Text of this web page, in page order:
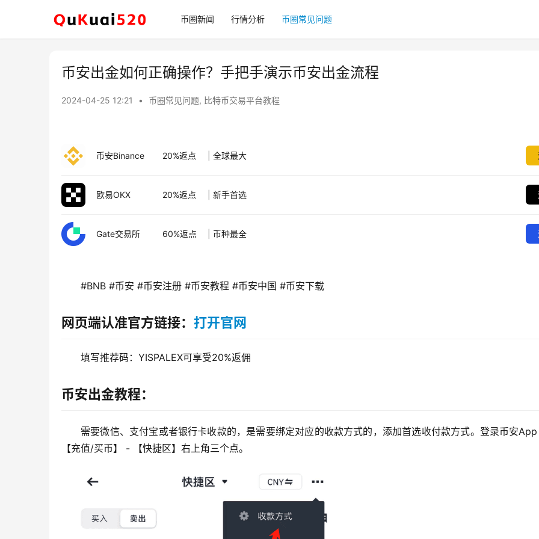
币圈新闻 行情分析 币圈常见问题
币安出金如何正确操作？手把手演示币安出金流程
2024-04-25 12:21 • 币圈常见问题, 比特币交易平台教程
币安Binance 20%返点 全球最大
欧易OKX 20%返点 新手首选
Gate交易所 60%返点 币种最全
#BNB #币安 #币安注册 #币安教程 #币安中国 #币安下载
网页端认准官方链接： 打开官网
填写推荐码：YISPALEX可享受20%返佣
币安出金教程：
需要微信、支付宝或者银行卡收款的，是需要绑定对应的收款方式的，添加首选收付款方式。登录币安
【充值/买币】 - 【快捷区】右上角三个点。